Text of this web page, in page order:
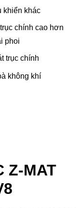
khiển khác
chính cao hơn
phoi
trục chính
không khí
Z-MAT